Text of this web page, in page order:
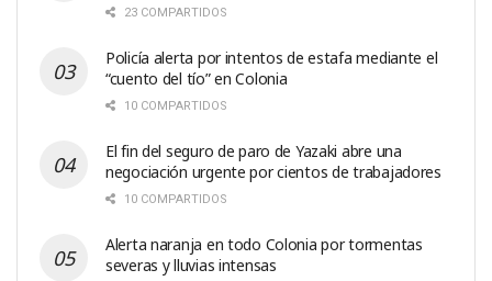
23 COMPARTIDOS
Policía alerta por intentos de estafa mediante el
“cuento del tío” en Colonia
10 COMPARTIDOS
El fin del seguro de paro de Yazaki abre una
negociación urgente por cientos de trabajadores
10 COMPARTIDOS
Alerta naranja en todo Colonia por tormentas
severas y lluvias intensas